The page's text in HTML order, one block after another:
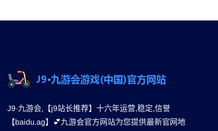
J9·九游会,【j9站长推荐】十六年运营,稳定,信誉
【baidu.ag】💕九游会官方网站为您提供最新官网地